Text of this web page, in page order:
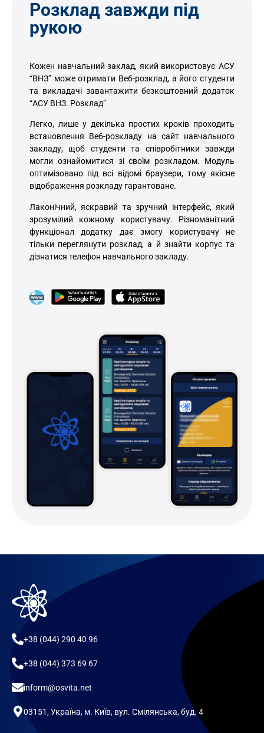
Розклад завжди під
рукою
Кожен навчальний заклад, який використовує АСУ
“ВНЗ” може отримати Веб-розклад, а його студенти
та викладачі завантажити безкоштовний додаток
“АСУ ВНЗ. Розклад”
Легко, лише у декілька простих кроків проходить
встановлення Веб-розкладу на сайт навчального
закладу, щоб студенти та співробітники завжди
могли ознайомитися зі своїм розкладом. Модуль
оптимізовано під всі відомі браузери, тому якісне
відображення розкладу гарантоване.
Лаконічний, яскравий та зручний інтерфейс, який
зрозумілий кожному користувачу. Різноманітний
функціонал додатку дає змогу користувачу не
тільки переглянути розклад, а й знайти корпус та
дізнатися телефон навчального закладу.
+38 (044) 290 40 96
+38 (044) 373 69 67
inform@osvita.net
03151, Україна, м. Київ, вул. Смілянська, буд. 4